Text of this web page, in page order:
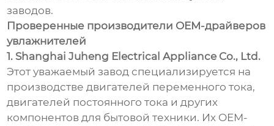
заводов.
Проверенные производители OEM-драйверов
увлажнителей
1. Shanghai Juheng Electrical Appliance Co., Ltd.
Этот уважаемый завод специализируется на
производстве двигателей переменного тока,
двигателей постоянного тока и других
компонентов для бытовой техники. Их OEM-